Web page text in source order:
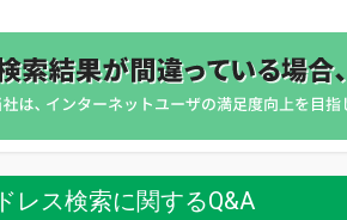
レス検索に関するQ&A